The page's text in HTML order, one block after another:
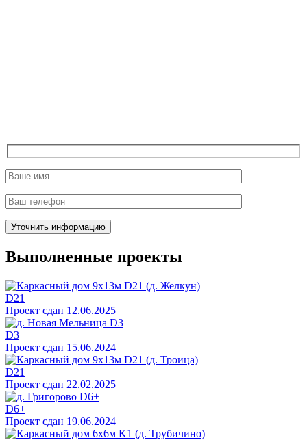
Выполненные проекты
D21
Проект сдан 12.06.2025
D3
Проект сдан 15.06.2024
D21
Проект сдан 22.02.2025
D6+
Проект сдан 19.06.2024